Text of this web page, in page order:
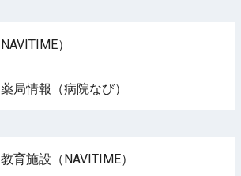
）
局情報（病院なび）
育施設（NAVITIME）